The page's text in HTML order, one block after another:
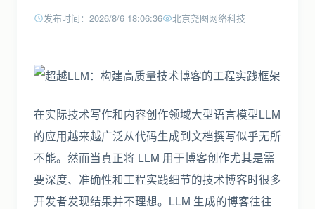
发布时间：2026/8/6 18:06:36 北京尧图网络科技
在实际技术写作和内容创作领域大型语言模型LLM
的应用越来越广泛从代码生成到文档撰写似乎无所
不能。然而当真正将 LLM 用于博客创作尤其是需
要深度、准确性和工程实践细节的技术博客时很多
开发者发现结果并不理想。LLM 生成的博客往往